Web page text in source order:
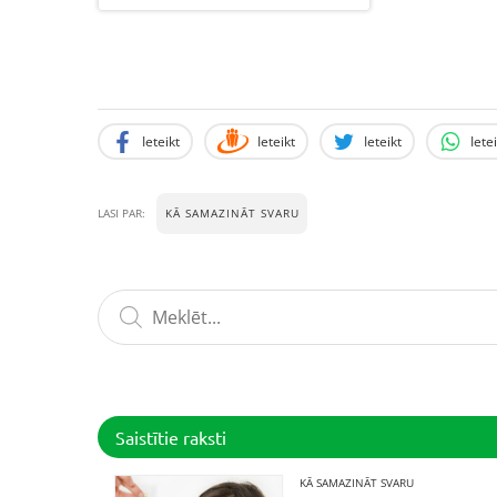
Ieteikt Ieteikt Ieteikt
LASI PAR: KĀ SAMAZINĀT SVARU
Saistītie raksti
KĀ SAMAZINĀT SVARU